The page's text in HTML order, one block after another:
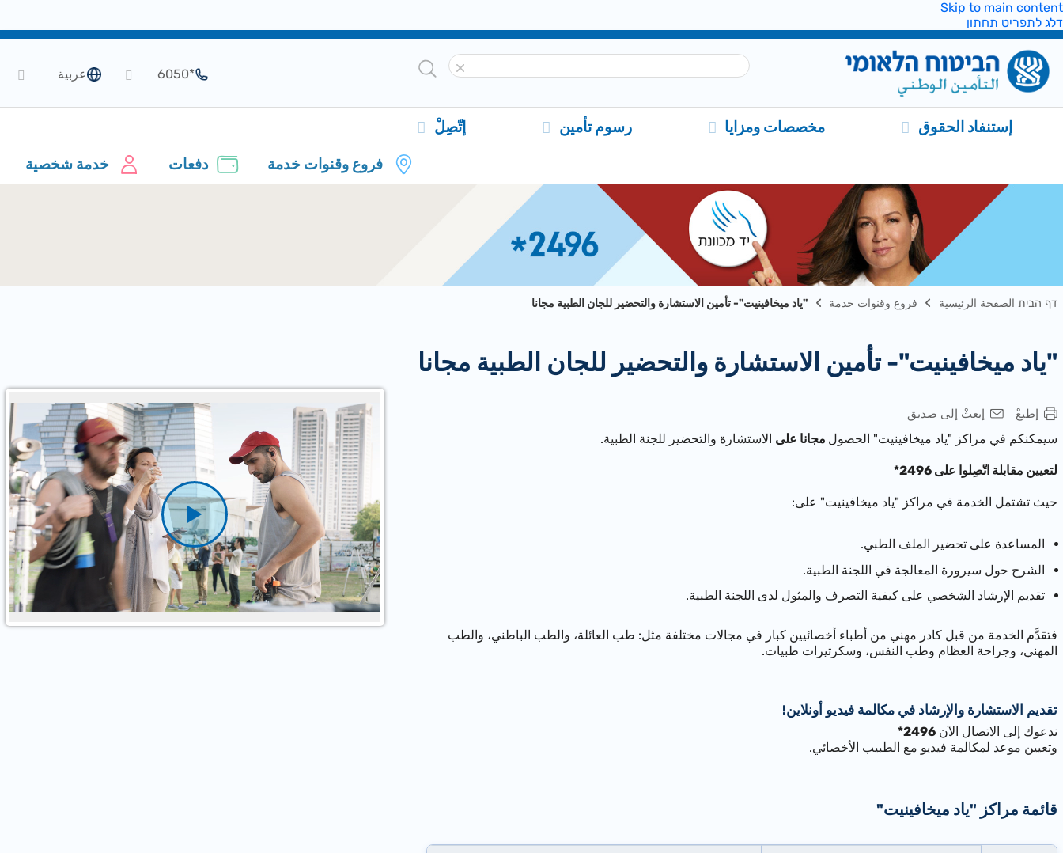
Skip to main content
דלג לתפריט תחתון
عربية *6050
إستنفاد الحقوق مخصصات ومزايا رسوم تأمين إتّصِلْ
فروع وقنوات خدمة دفعات خدمة شخصية
דף הבית الصفحة الرئيسية فروع وقنوات خدمة "ياد ميخافينيت"- تأمين الاستشارة والتحضير للجان الطبية مجانا
"ياد ميخافينيت"- تأمين الاستشارة والتحضير للجان الطبية مجانا
إطبعْ إبعثْ إلى صديق
سيمكنكم في مراكز "ياد ميخافينيت" الحصول مجانا على الاستشارة والتحضير للجنة الطبية.
لتعيين مقابلة اتّصِلوا على 2496*
حيث تشتمل الخدمة في مراكز "ياد ميخافينيت" على:
المساعدة على تحضير الملف الطبي.
الشرح حول سيرورة المعالجة في اللجنة الطبية.
تقديم الإرشاد الشخصي على كيفية التصرف والمثول لدى اللجنة الطبية.
فتقدَّم الخدمة من قبل كادر مهني من أطباء أخصائيين كبار في مجالات مختلفة مثل: طب العائلة، والطب الباطني، والطب
المهني، وجراحة العظام وطب النفس، وسكرتيرات طبيات.
تقديم الاستشارة والإرشاد في مكالمة فيديو أونلاين!
ندعوك إلى الاتصال الآن 2496*
وتعيين موعد لمكالمة فيديو مع الطبيب الأخصائي.
"قائمة مراكز "ياد ميخافينيت